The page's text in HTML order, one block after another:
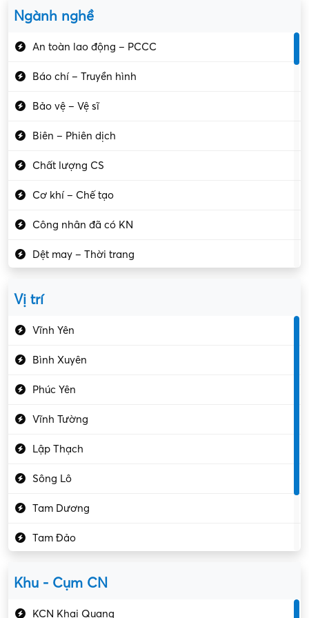
Ngành nghề
An toàn lao động – PCCC
Báo chí – Truyền hình
Bảo vệ – Vệ sĩ
Biên – Phiên dịch
Chất lượng CS
Cơ khí – Chế tạo
Công nhân đã có KN
Dệt may – Thời trang
Kiểm soát chất lượng
Kỹ sư cơ khí
Kỹ sư điện
Vị trí
Vĩnh Yên
Bình Xuyên
Phúc Yên
Vĩnh Tường
Lập Thạch
Sông Lô
Tam Dương
Tam Đảo
Khu - Cụm CN
KCN Khai Quang